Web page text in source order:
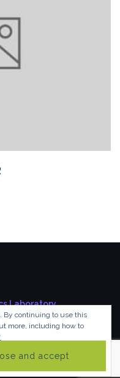
Laboratory,
By continuing to use this
more, including how to